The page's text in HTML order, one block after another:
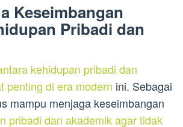
Keseimbangan
Pribadi dan
kehidupan pribadi dan
penting di era modern ini. Sebagai
mampu menjaga keseimbangan
pribadi dan akademik agar tidak